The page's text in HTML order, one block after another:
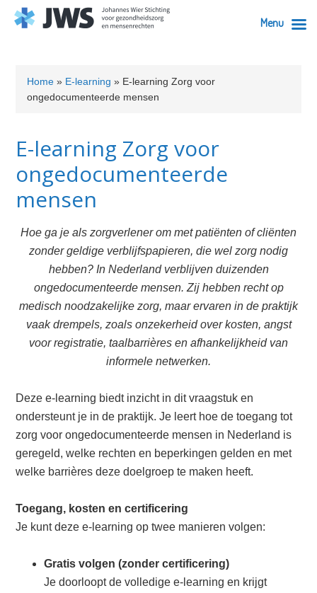
primary
navigation
content
primary
secondary
footer
Home » E-learning » E-learning Zorg voor
ongedocumenteerde mensen
E-learning Zorg voor
ongedocumenteerde
mensen
Hoe ga je als zorgverlener om met patiënten of cliënten
zonder geldige verblijfspapieren, die wel zorg nodig
hebben? In Nederland verblijven duizenden
ongedocumenteerde mensen. Zij hebben recht op
medisch noodzakelijke zorg, maar ervaren in de praktijk
vaak drempels, zoals onzekerheid over kosten, angst
voor registratie, taalbarrières en afhankelijkheid van
informele netwerken.
Deze e-learning biedt inzicht in dit vraagstuk en
ondersteunt je in de praktijk. Je leert hoe de toegang tot
zorg voor ongedocumenteerde mensen in Nederland is
geregeld, welke rechten en beperkingen gelden en met
welke barrières deze doelgroep te maken heeft.
Toegang, kosten en certificering
Je kunt deze e-learning op twee manieren volgen:
Gratis volgen (zonder certificering)
Je doorloopt de volledige e-learning en krijgt
Menu